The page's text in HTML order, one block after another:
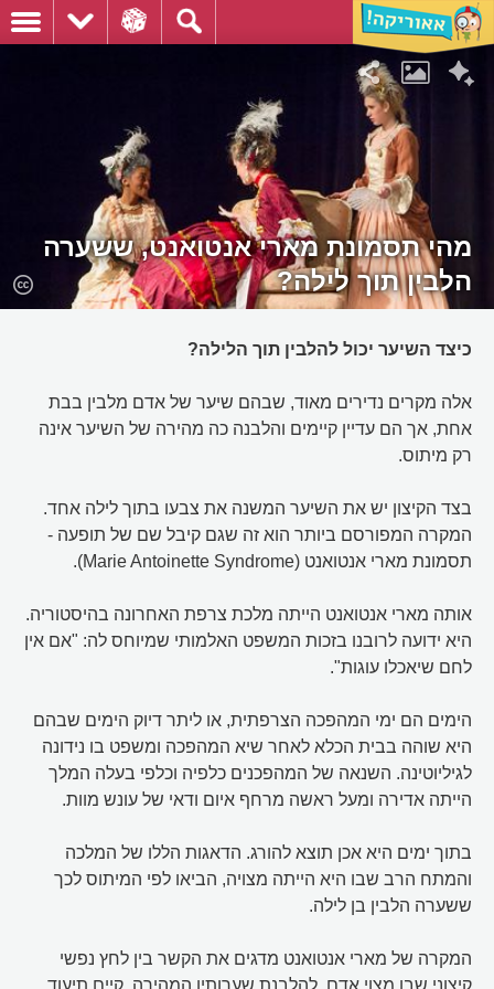
מהי תסמונת מארי אנטואנט, ששערה
הלבין תוך לילה?
כיצד השיער יכול להלבין תוך הלילה?
אלה מקרים נדירים מאוד, שבהם שיער של אדם מלבין בבת
אחת, אך הם עדיין קיימים והלבנה כה מהירה של השיער אינה
רק מיתוס.
בצד הקיצון יש את השיער המשנה את צבעו בתוך לילה אחד.
המקרה המפורסם ביותר הוא זה שגם קיבל שם של תופעה -
תסמונת מארי אנטואנט (Marie Antoinette Syndrome).
אותה מארי אנטואנט הייתה מלכת צרפת האחרונה בהיסטוריה.
היא ידועה לרובנו בזכות המשפט האלמותי שמיוחס לה: "אם אין
לחם שיאכלו עוגות".
הימים הם ימי המהפכה הצרפתית, או ליתר דיוק הימים שבהם
היא שוהה בבית הכלא לאחר שיא המהפכה ומשפט בו נידונה
לגיליוטינה. השנאה של המהפכנים כלפיה וכלפי בעלה המלך
הייתה אדירה ומעל ראשה מרחף איום ודאי של עונש מוות.
בתוך ימים היא אכן תוצא להורג. הדאגות הללו של המלכה
והמתח הרב שבו היא הייתה מצויה, הביאו לפי המיתוס לכך
ששערה הלבין בן לילה.
המקרה של מארי אנטואנט מדגים את הקשר בין לחץ נפשי
קיצוני שבו מצוי אדם, להלבנת שערותיו המהירה. קיים תיעוד